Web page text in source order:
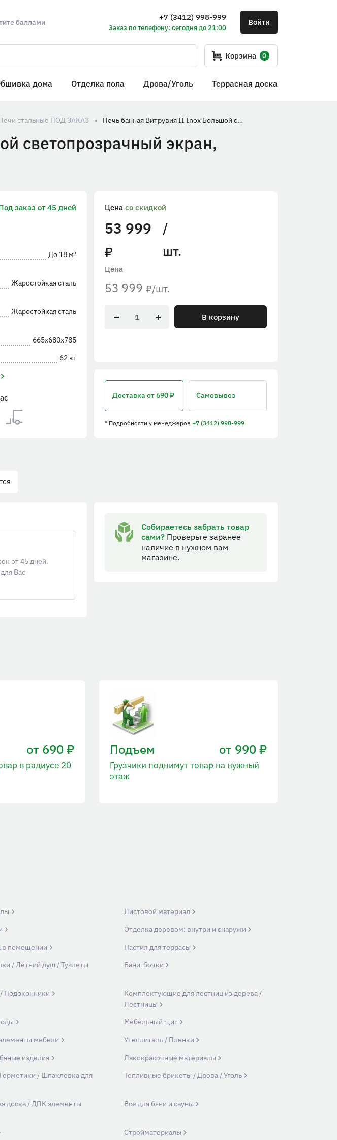
баллами
+7 (3412) 998-999
Заказ по телефону: сегодня до 21:00
Войти
Корзина 0
дома Отделка пола Дрова/Уголь Террасная доска
стальные ПОД ЗАКАЗ Печь банная Витрувия II Inox Большой светопрозрачный экран, терракота, (камни 45кг/до 18м³)
светопрозрачный экран,
заказ от 45 дней
До 18 м³
Жаростойкая сталь
Жаростойкая сталь
665х680х785
62 кг
Цена
53 999 ₽/шт.
Ценасо скидкой
53 999
₽
/
шт.
В корзину
Доставкаот 690 ₽ Самовывоз
* Подробностиу менеджеров+7 (3412) 998-999
от 45 дней.
Вас
Собираетесь забрать товар
сами?Проверьте заранее
наличие в нужном вам
магазине.
от 690 ₽
в радиусе 20
Подъем от 990 ₽
Грузчики поднимут товар на нужный
этаж
Листовой материал
Отделка деревом: внутри и снаружи
в помещении
Настил для террасы
/ Летний душ / Туалеты
Бани-бочки
Подоконники
Комплектующие для лестниц из дерева /
Лестницы
Мебельный щит
мебели
Утеплитель / Пленки
изделия
Лакокрасочные материалы
/ Шпаклевка для
Топливные брикеты / Дрова / Уголь
доска / ДПК элементы
Все для бани и сауны
Стройматериалы